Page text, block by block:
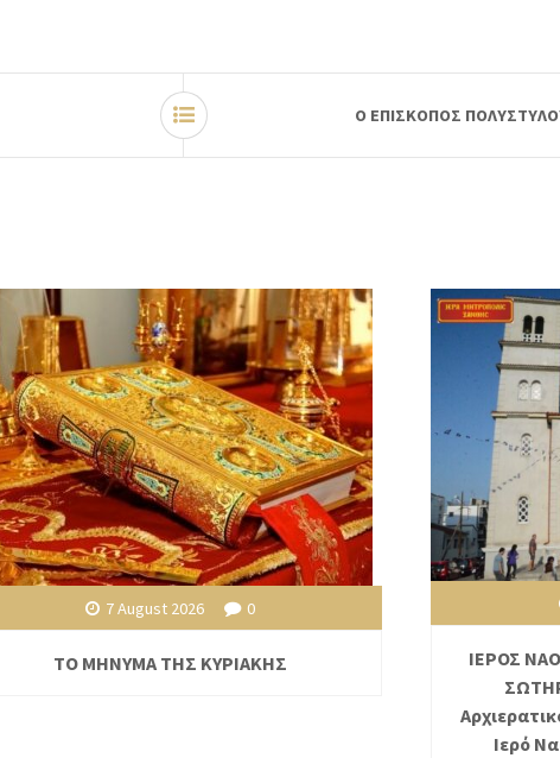
Ο ΕΠΙΣΚΟΠΟΣ
7 August 2026 0
ΤΟ ΜΗΝΥΜΑ ΤΗΣ ΚΥΡΙΑΚΗΣ
ΙΕΡΟΣ
Ιερό